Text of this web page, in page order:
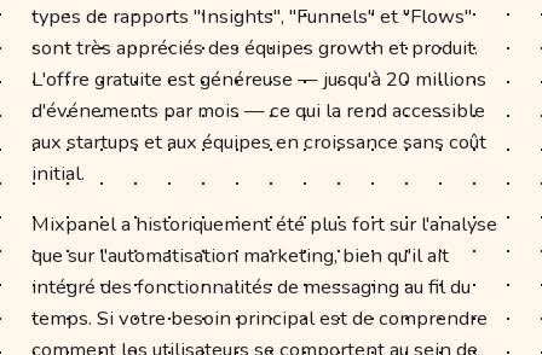
types de rapports "Insights", "Funnels" et "Flows"
sont très appréciés des équipes growth et produit.
L'offre gratuite est généreuse — jusqu'à 20 millions
d'événements par mois — ce qui la rend accessible
aux startups et aux équipes en croissance sans coût
initial.
Mixpanel a historiquement été plus fort sur l'analyse
que sur l'automatisation marketing, bien qu'il ait
intégré des fonctionnalités de messaging au fil du
temps. Si votre besoin principal est de comprendre
comment les utilisateurs se comportent au sein de